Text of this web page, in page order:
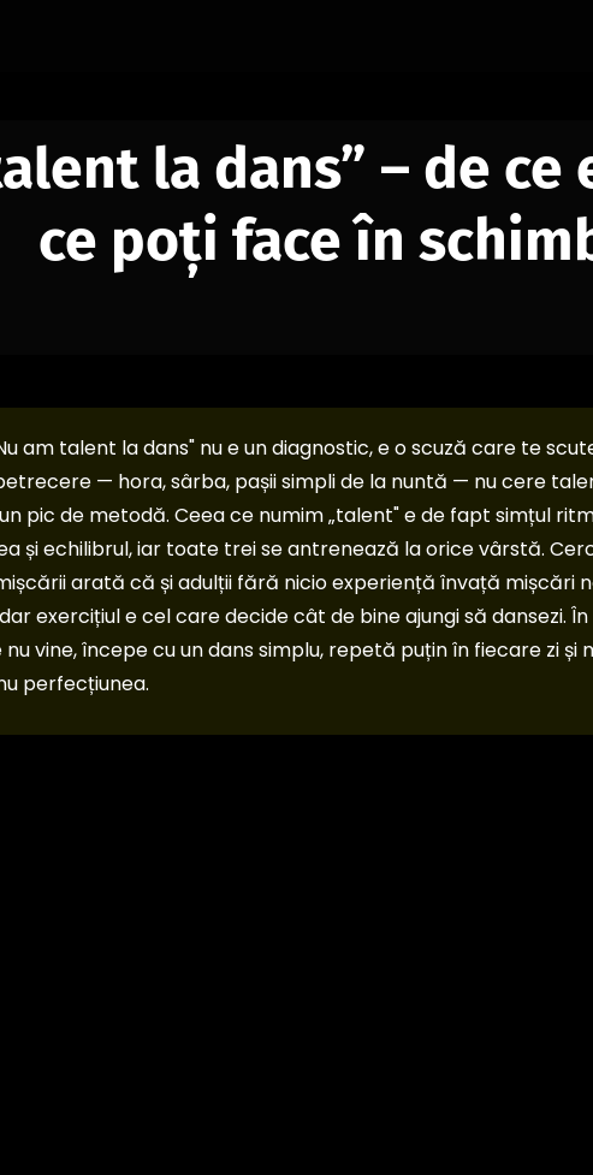
la dans” – de ce
ce poți face în
am talent la dans" nu e un diagnostic, e o scuză care te
— hora, sârba, pașii simpli de la nuntă — nu cere
pic de metodă. Ceea ce numim „talent" e de fapt simțul
și echilibrul, iar toate trei se antrenează la orice vârstă.
arată că și adulții fără nicio experiență învață mișcări
exercițiul e cel care decide cât de bine ajungi să dansezi.
vine, începe cu un dans simplu, repetă puțin în fiecare zi și
perfecțiunea.